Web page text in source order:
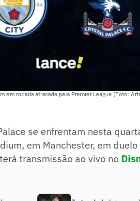
em rodada atrasada pela Premier League (Foto:
se enfrentam nesta
em Manchester, em
transmissão ao vivo no